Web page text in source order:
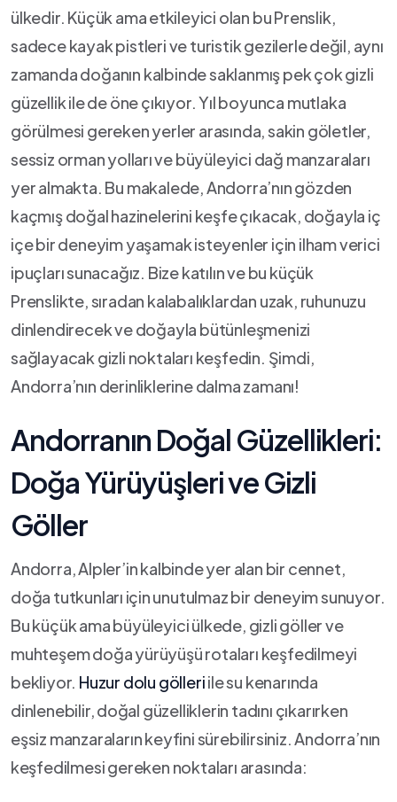
ülkedir. Küçük ama ⁤etkileyici ‍olan bu Prenslik,
sadece kayak pistleri ve turistik gezilerle ⁢değil, aynı
zamanda doğanın kalbinde saklanmış pek çok gizli
güzellik ile de öne çıkıyor. Yıl boyunca mutlaka
görülmesi gereken‍ yerler arasında, sakin göletler,
sessiz orman⁢ yolları ⁤ve büyüleyici dağ manzaraları
yer almakta. Bu makalede, Andorra’nın gözden
kaçmış doğal⁤ hazinelerini keşfe çıkacak, doğayla ​iç
içe bir deneyim yaşamak ‍isteyenler için ilham verici
ipuçları⁢ sunacağız. Bize katılın ve bu küçük
Prenslikte, sıradan kalabalıklardan uzak, ruhunuzu‌
dinlendirecek ve doğayla bütünleşmenizi
‍sağlayacak gizli noktaları keşfedin. Şimdi,
Andorra’nın derinliklerine dalma zamanı!
Andorranın Doğal Güzellikleri:‌
Doğa Yürüyüşleri ve Gizli
Göller
Andorra, Alpler’in kalbinde yer alan bir cennet,
doğa tutkunları ⁤için ⁣unutulmaz bir deneyim sunuyor.
Bu küçük ama büyüleyici ülkede, gizli göller ve
muhteşem doğa yürüyüşü rotaları keşfedilmeyi
bekliyor. Huzur dolu gölleriile su kenarında
dinlenebilir,⁣ doğal güzelliklerin tadını çıkarırken
eşsiz manzaraların keyfini sürebilirsiniz. Andorra’nın
⁢keşfedilmesi gereken noktaları arasında: